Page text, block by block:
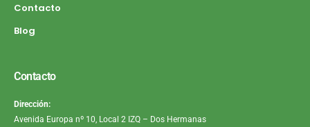
Contacto
Blog
Contacto
Dirección:
Avenida Europa nº 10, Local 2 IZQ – Dos Hermanas